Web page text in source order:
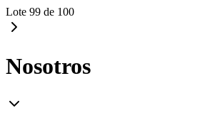
Lote 99 de 100
Nosotros